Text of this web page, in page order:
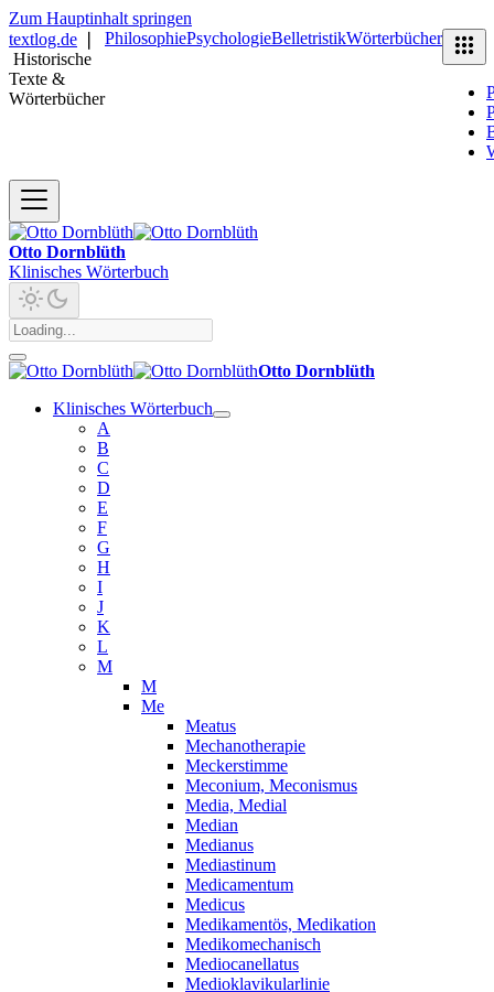
Zum Hauptinhalt springen
textlog.de
Historische
Texte &
Wörterbücher
PhilosophiePsychologieBelletristikWörterbücher
Otto Dornblüth
Klinisches Wörterbuch
Otto Dornblüth
Klinisches Wörterbuch
A
B
C
D
E
F
G
H
I
J
K
L
M
M
Me
Meatus
Mechanotherapie
Meckerstimme
Meconium, Meconismus
Media, Medial
Median
Medianus
Mediastinum
Medicamentum
Medicus
Medikamentös, Medikation
Medikomechanisch
Mediocanellatus
Medioklavikularlinie